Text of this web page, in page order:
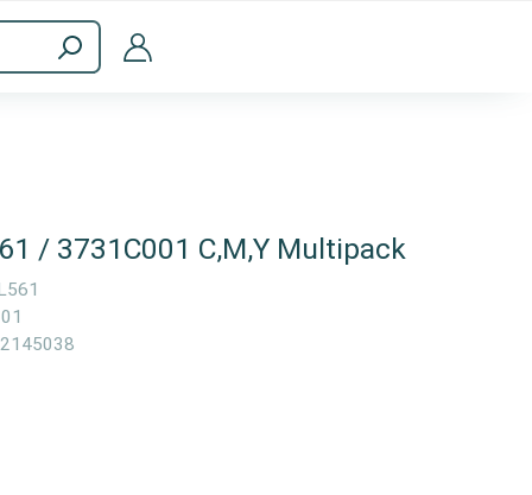
Accesorios informáticos
/ 3731C001 C,M,Y Multipack